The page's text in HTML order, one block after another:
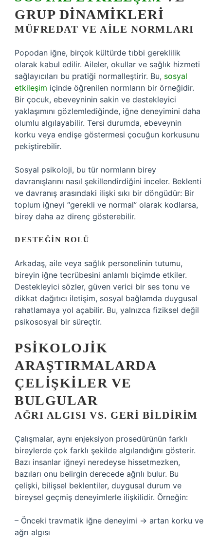
GRUP DINAMIKLERI
MÜFREDAT VE AILE NORMLARI
Popodan iğne, birçok kültürde tıbbi gereklilik
olarak kabul edilir. Aileler, okullar ve sağlık hizmeti
sağlayıcıları bu pratiği normalleştirir. Bu, sosyal
etkileşim içinde öğrenilen normların bir örneğidir.
Bir çocuk, ebeveyninin sakin ve destekleyici
yaklaşımını gözlemlediğinde, iğne deneyimini daha
olumlu algılayabilir. Tersi durumda, ebeveynin
korku veya endişe göstermesi çocuğun korkusunu
pekiştirebilir.
Sosyal psikoloji, bu tür normların birey
davranışlarını nasıl şekillendirdiğini inceler. Beklenti
ve davranış arasındaki ilişki sıkı bir döngüdür: Bir
toplum iğneyi “gerekli ve normal” olarak kodlarsa,
birey daha az direnç gösterebilir.
DESTEĞIN ROLÜ
Arkadaş, aile veya sağlık personelinin tutumu,
bireyin iğne tecrübesini anlamlı biçimde etkiler.
Destekleyici sözler, güven verici bir ses tonu ve
dikkat dağıtıcı iletişim, sosyal bağlamda duygusal
rahatlamaya yol açabilir. Bu, yalnızca fiziksel değil
psikososyal bir süreçtir.
PSIKOLOJIK
ARAŞTIRMALARDA
ÇELIŞKILER VE
BULGULAR
AĞRI ALGISI VS. GERI BILDIRIM
Çalışmalar, aynı enjeksiyon prosedürünün farklı
bireylerde çok farklı şekilde algılandığını gösterir.
Bazı insanlar iğneyi neredeyse hissetmezken,
bazıları onu belirgin derecede ağrılı bulur. Bu
çelişki, bilişsel beklentiler, duygusal durum ve
bireysel geçmiş deneyimlerle ilişkilidir. Örneğin:
– Önceki travmatik iğne deneyimi → artan korku ve
ağrı algısı